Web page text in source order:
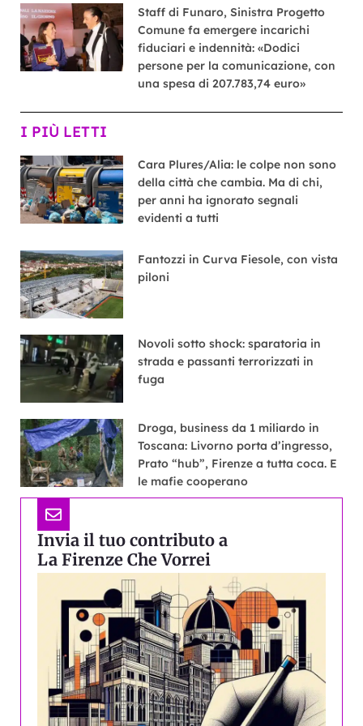
Staff di Funaro, Sinistra Progetto
Comune fa emergere incarichi
fiduciari e indennità: «Dodici
persone per la comunicazione, con
una spesa di 207.783,74 euro»
I PIÙ LETTI
Cara Plures/Alia: le colpe non sono
della città che cambia. Ma di chi,
per anni ha ignorato segnali
evidenti a tutti
Fantozzi in Curva Fiesole, con vista
piloni
Novoli sotto shock: sparatoria in
strada e passanti terrorizzati in
fuga
Droga, business da 1 miliardo in
Toscana: Livorno porta d’ingresso,
Prato “hub”, Firenze a tutta coca. E
le mafie cooperano
Invia il tuo contributo a
La Firenze Che Vorrei